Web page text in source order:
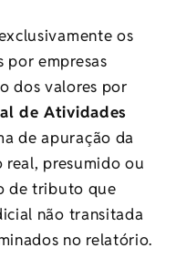
os
por empresas
dos valores por
de Atividades
de apuração da
real, presumido ou
de tributo que
não transitada
no relatório.